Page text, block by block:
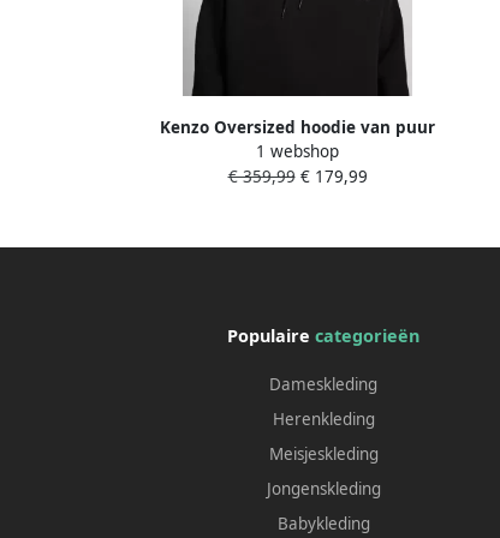
Kenzo Oversized hoodie van puur
katoen
1 webshop
€ 359,99€ 179,99
Populairecategorieën
Dameskleding
Herenkleding
Meisjeskleding
Jongenskleding
Babykleding